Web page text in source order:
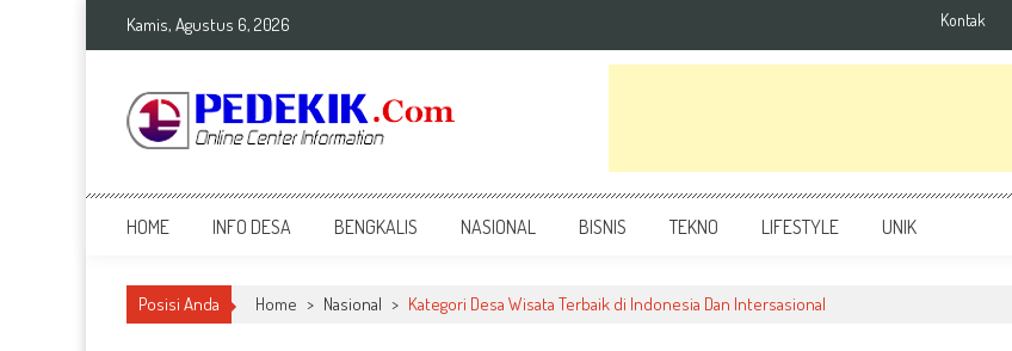
Kamis, Agustus 6, 2026 Kontak
Top Info
HOME INFO DESA BENGKALIS NASIONAL BISNIS TEKNO LIFESTYLE UNIK
Posisi Anda Home > Nasional > Kategori Desa Wisata Terbaik di Indonesia Dan Intersasional